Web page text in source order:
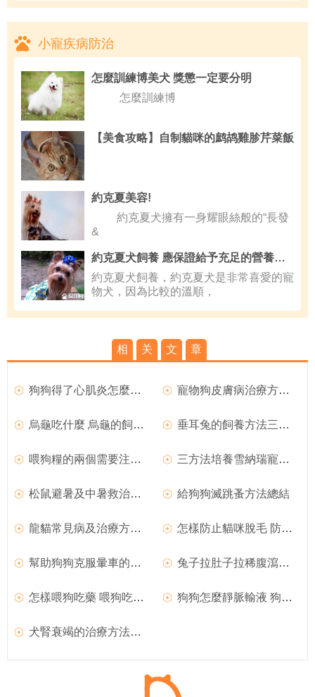
小寵疾病防治
怎麼訓練博美犬 獎懲一定要分明
怎麼訓練博
【美食攻略】自制貓咪的鹧鸪雞胗芹菜飯
約克夏美容!
約克夏犬擁有一身耀眼絲般的“長發
&
約克夏犬飼養 應保證給予充足的營養性食物
約克夏犬飼養，約克夏犬是非常喜愛的寵
物犬，因為比較的溫順，
相 关 文 章
狗狗得了心肌炎怎麼辦？犬心肌炎治療方法是什麼？ 寵物狗皮膚病治療方法 寵物狗疾病防預
烏龜吃什麼 烏龜的飼料方法介紹 垂耳兔的飼養方法三點解析
喂狗糧的兩個需要注意事項 三方法培養雪納瑞寵物狗的好性格
松鼠避暑及中暑救治方法大揭秘 給狗狗滅跳蚤方法總結
龍貓常見病及治療方法介紹 怎樣防止貓咪脫毛 防止貓咪脫毛的方法推薦
幫助狗狗克服暈車的方法 怎麼幫狗狗克服暈車 兔子拉肚子拉稀腹瀉的治療方法大盤點
怎樣喂狗吃藥 喂狗吃藥好方法總結 狗狗怎麼靜脈輸液 狗狗靜脈輸液的方法介紹
犬腎衰竭的治療方法介紹 如何預防犬腎衰竭